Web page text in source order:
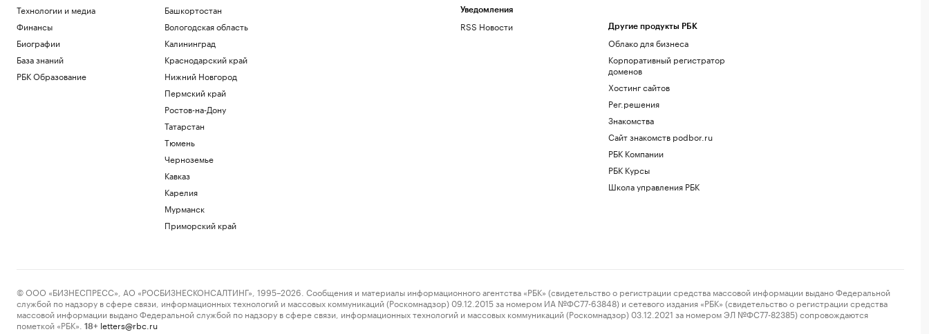
Балицкий сообщил об ударе дрона ВСУ
по рейсовому автобусу
Политика
Зачем экономике России нужна
РБК и Петербургская Биржа
повреждении украинского памятника в
Бывший сотрудник Google запустил
сервис, пародирующий работу чат-
Хавбек «Ахмата» отстранен на два
Технологии и медиа
Финансы
Биографии
База знаний
РБК Образование
Башкортостан
Вологодская область
Калининград
Краснодарский край
Нижний Новгород
Пермский край
Ростов-на-Дону
Татарстан
Тюмень
Черноземье
Кавказ
Карелия
Мурманск
Приморский край
Уведомления
RSS Новости Другие продукты РБК
Облако для бизнеса
Корпоративный регистратор
доменов
Хостинг сайтов
Рег.решения
Знакомства
Сайт знакомств podbor.ru
РБК Компании
РБК Курсы
Школа управления РБК
© ООО «БИЗНЕСПРЕСС», АО «РОСБИЗНЕСКОНСАЛТИНГ», 1995–2026. Сообщения и материалы информационного агентства «РБК» (свидетельство о регистрации средства массовой информации выдано Федеральной
службой по надзору в сфере связи, информационных технологий и массовых коммуникаций (Роскомнадзор) 09.12.2015 за номером ИА №ФС77-63848) и сетевого издания «РБК» (свидетельство о регистрации средства
массовой информации выдано Федеральной службой по надзору в сфере связи, информационных технологий и массовых коммуникаций (Роскомнадзор) 03.12.2021 за номером ЭЛ №ФС77-82385) сопровождаются
пометкой «РБК».
18+ letters@rbc.ru